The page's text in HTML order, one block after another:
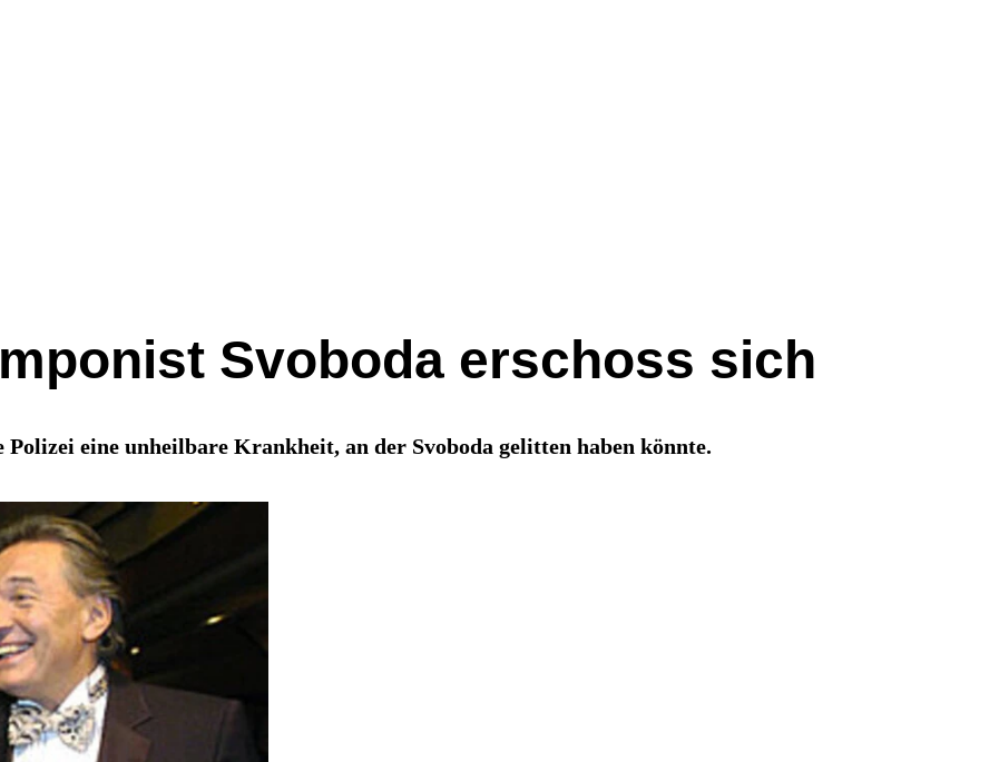
Svoboda erschoss sich
eine unheilbare Krankheit, an der Svoboda gelitten haben könnte.